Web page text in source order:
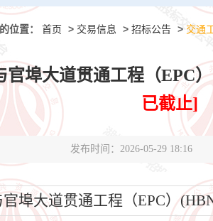
位置： 首页 > 交易信息 > 招标公告 > 交通
埠大道贯通工程（EPC
已截止]
发布时间：2026-05-29 18:16
埠大道贯通工程（EPC）